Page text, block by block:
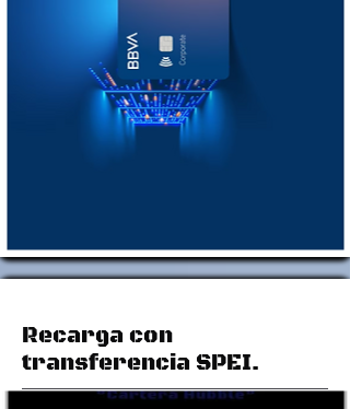
Recarga con
transferencia SPEI.